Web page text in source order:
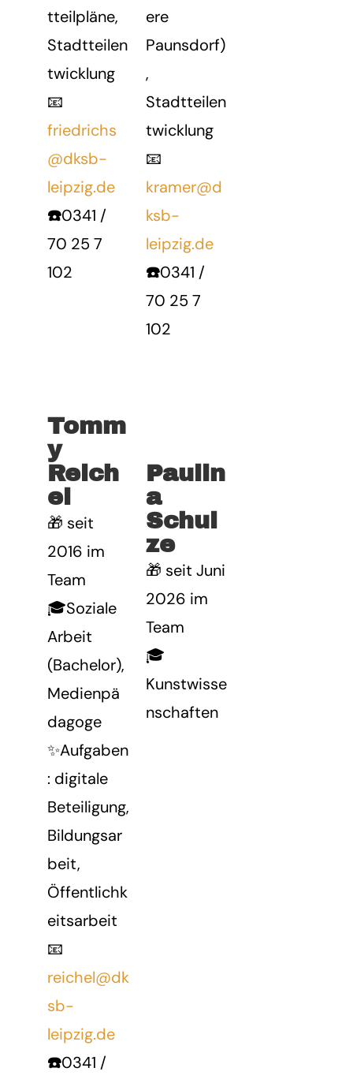
tteilpläne,
Stadtteilen
twicklung
📧
friedrichs
@dksb-
leipzig.de
☎️0341 /
70 25 7
102
ere
Paunsdorf)
,
Stadtteilen
twicklung
📧
kramer@d
ksb-
leipzig.de
☎️0341 /
70 25 7
102
Tomm
y
Reich
el
🎁 seit
2016 im
Team
🎓Soziale
Arbeit
(Bachelor),
Medienpä
dagoge
✨Aufgaben
: digitale
Beteiligung,
Bildungsar
beit,
Öffentlichk
eitsarbeit
📧
reichel@dk
sb-
leipzig.de
☎️0341 /
Paulin
a
Schul
ze
🎁 seit Juni
2026 im
Team
🎓
Kunstwisse
nschaften